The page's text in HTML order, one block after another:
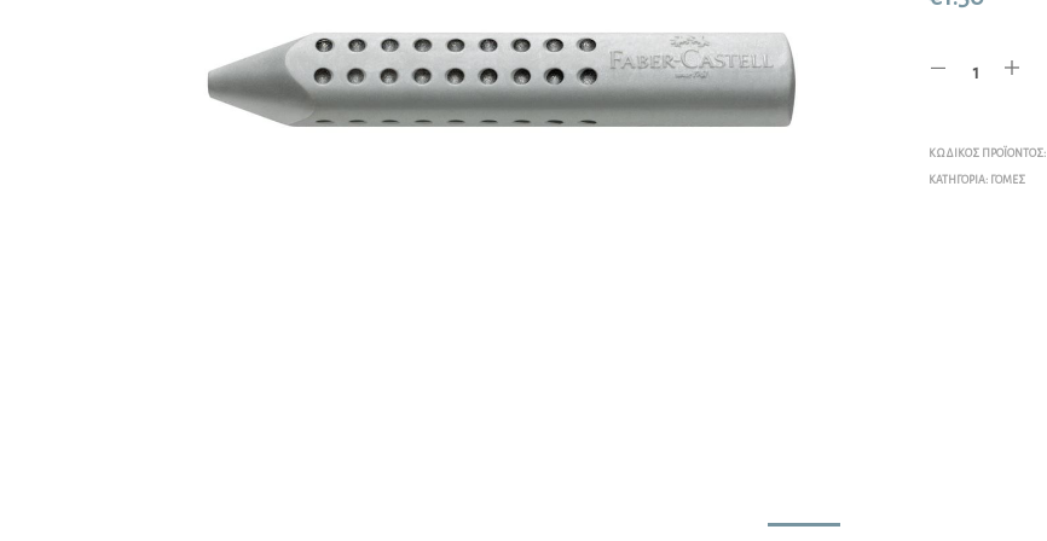
ΚΩΔΙΚΌΣ ΠΡΟΪΌΝΤΟΣ:
ΚΑΤΗΓΟΡΊΑ: ΓΌΜΕΣ